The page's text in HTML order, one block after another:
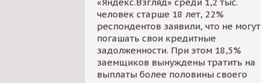
человек старше 18 лет, 22%
респондентов заявили, что не могут
погашать свои кредитные
задолженности. При этом 18,5%
заемщиков вынуждены тратить на
выплаты более половины своего